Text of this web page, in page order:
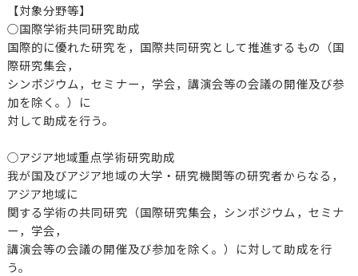
【対象分野等】
○国際学術共同研究助成
国際的に優れた研究を，国際共同研究として推進するもの（国
際研究集会，
シンポジウム，セミナー，学会，講演会等の会議の開催及び参
加を除く。）に
対して助成を行う。
○アジア地域重点学術研究助成
我が国及びアジア地域の大学・研究機関等の研究者からなる，
アジア地域に
関する学術の共同研究（国際研究集会，シンポジウム，セミナ
ー，学会，
講演会等の会議の開催及び参加を除く。）に対して助成を行
う。